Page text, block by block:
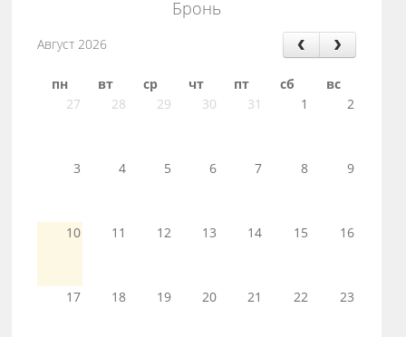
Бронь
Август 2026
пн вт ср чт пт сб
вс
27
28 29 30 31 1 2
3 4 5 6 7 8 9
10 11 12 13 14 15 16
17 18 19 20 21 22 23